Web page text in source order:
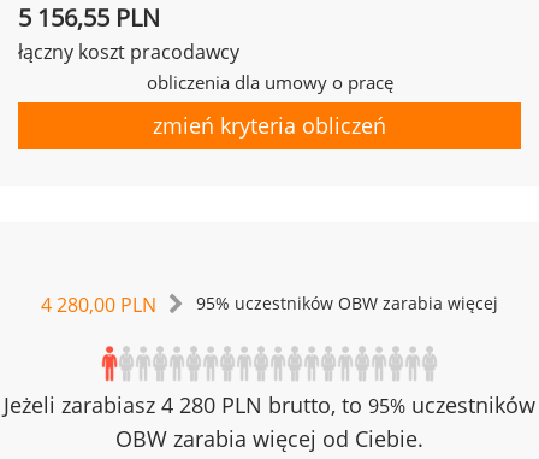
5 156,55 PLN
łączny koszt pracodawcy
obliczenia dla umowy o pracę
zmień kryteria obliczeń
4 280,00 PLN 95% uczestników OBW zarabia więcej
Jeżeli zarabiasz 4 280 PLN brutto, to 95% uczestników
OBW zarabia więcej od Ciebie.